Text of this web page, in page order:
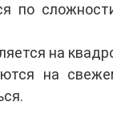
по
на
на